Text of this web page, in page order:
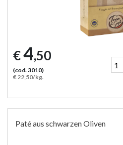
€4,50
(cod. 3010)
€ 22,50/kg.
Paté aus schwarzen Oliven